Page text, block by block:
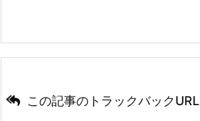
この記事のトラックバックURL